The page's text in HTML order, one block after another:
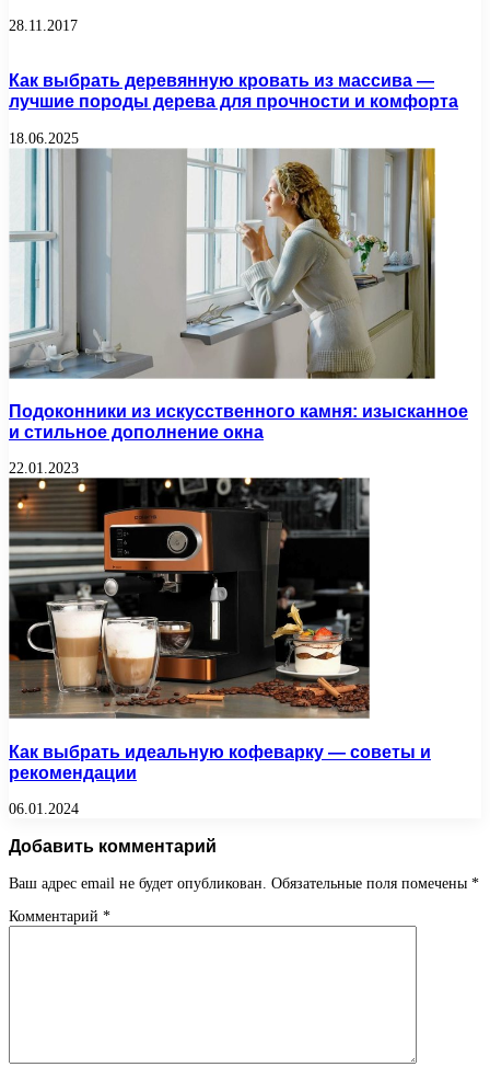
28.11.2017
Как выбрать деревянную кровать из массива —
лучшие породы дерева для прочности и комфорта
18.06.2025
Подоконники из искусственного камня: изысканное
и стильное дополнение окна
22.01.2023
Как выбрать идеальную кофеварку — советы и
рекомендации
06.01.2024
Добавить комментарий
Ваш адрес email не будет опубликован. Обязательные поля помечены *
Комментарий *